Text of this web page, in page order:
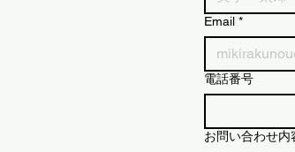
Email *
電話番号
お問い合わせ内